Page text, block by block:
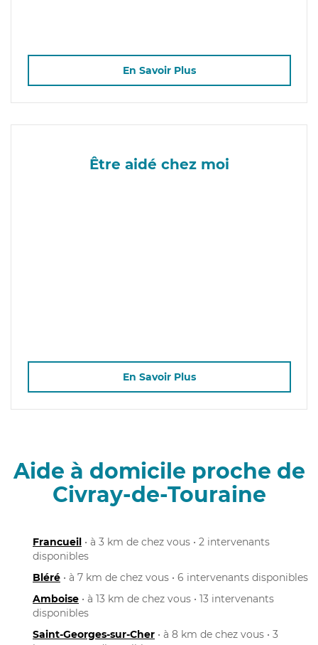
En Savoir Plus
Être aidé chez moi
En Savoir Plus
Aide à domicile proche de
Civray-de-Touraine
Francueil • à 3 km de chez vous • 2 intervenants
disponibles
Bléré • à 7 km de chez vous • 6 intervenants disponibles
Amboise • à 13 km de chez vous • 13 intervenants
disponibles
Saint-Georges-sur-Cher • à 8 km de chez vous • 3